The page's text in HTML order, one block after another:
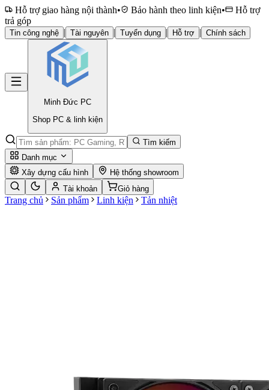
Hỗ trợ giao hàng nội thành• Bảo hành theo linh kiện•
Hỗ trợ
trả góp
Tin công nghệ | Tài nguyên | Tuyển dụng | Hỗ trợ | Chính sách
Minh Đức PC
Shop PC & linh kiện
Tìm kiếm
Danh mục
Xây dựng cấu hình
Hệ thống showroom
Tài khoản
Giỏ hàng
Trang chủ Sản phẩm Linh kiện Tản nhiệt